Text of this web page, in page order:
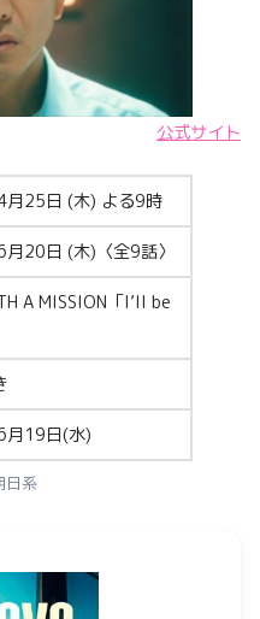
公式サイト
25日 (木) よる9時
20日 (木)〈全9話〉
A MISSION「I’ll be
19日(水)
日系